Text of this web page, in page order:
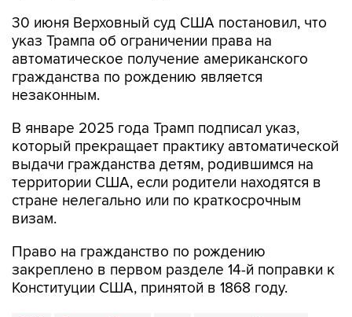
30 июня Верховный суд США постановил, что
указ Трампа об ограничении права на
автоматическое получение американского
гражданства по рождению является
незаконным.
В январе 2025 года Трамп подписал указ,
который прекращает практику автоматической
выдачи гражданства детям, родившимся на
территории США, если родители находятся в
стране нелегально или по краткосрочным
визам.
Право на гражданство по рождению
закреплено в первом разделе 14-й поправки к
Конституции США, принятой в 1868 году.